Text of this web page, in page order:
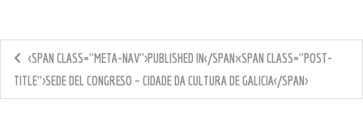
<SPAN CLASS="META-NAV">PUBLISHED IN</SPAN><SPAN CLASS="POST-
TITLE">SEDE DEL CONGRESO – CIDADE DA CULTURA DE GALICIA</SPAN>